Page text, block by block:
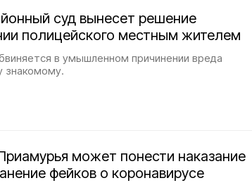
суд вынесет решение
полицейского местным жителем
в умышленном причинении вреда
знакомому.
может понести наказание
фейков о коронавирусе